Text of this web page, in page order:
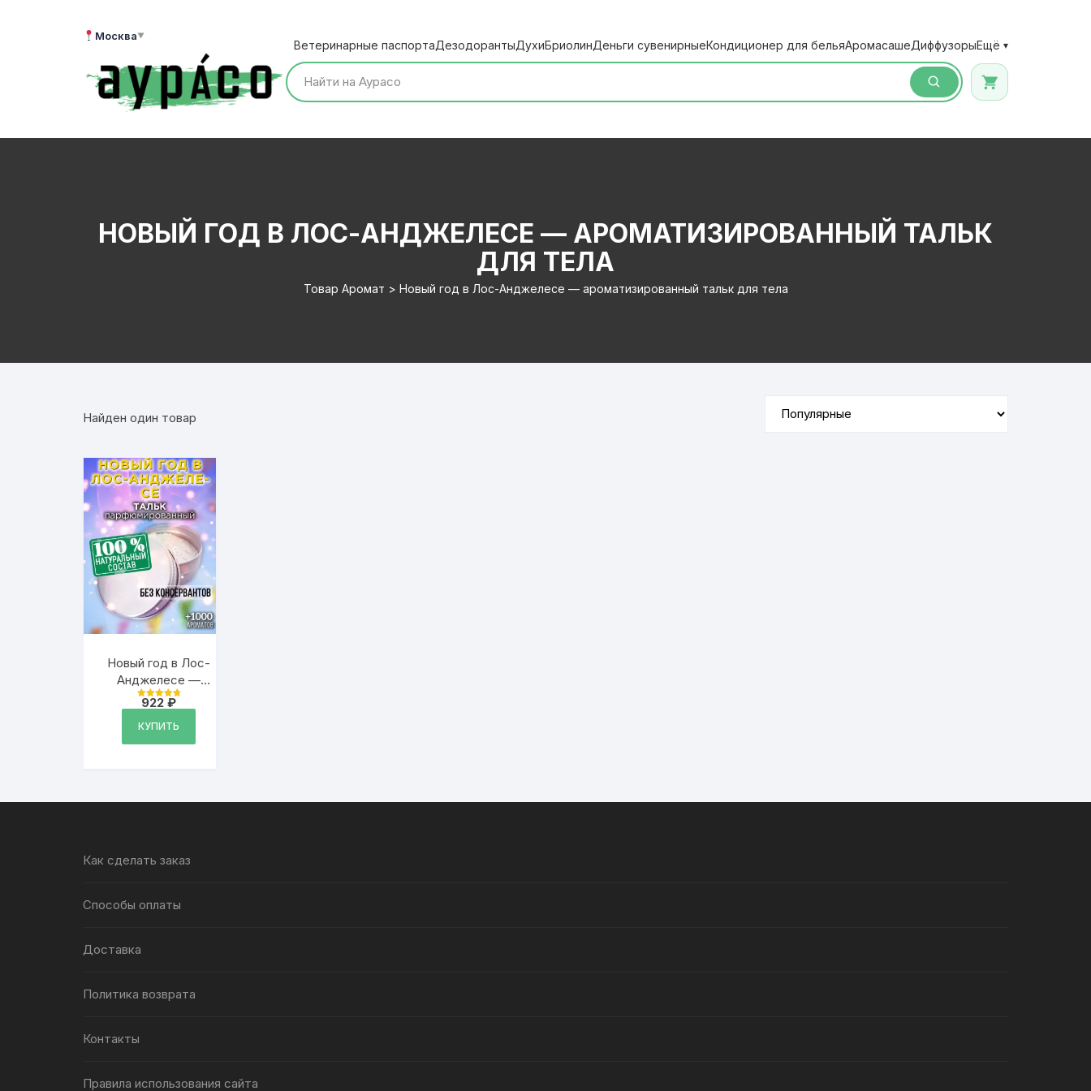
Москва▼
Ветеринарные паспортаДезодорантыДухиБриолинДеньги сувенирныеКондиционер для бельяАромасашеДиффузорыЕщё ▾
НОВЫЙ ГОД В ЛОС-АНДЖЕЛЕСЕ — АРОМАТИЗИРОВАННЫЙ ТАЛЬК
ДЛЯ ТЕЛА
Товар Аромат > Новый год в Лос-Анджелесе — ароматизированный тальк для тела
Найден один товар
Новый год в Лос-
Анджелесе —
ароматизированный
тальк для тела
Оценка
922 ₽
КУПИТЬ
Как сделать заказ
Способы оплаты
Доставка
Политика возврата
Контакты
Правила использования сайта